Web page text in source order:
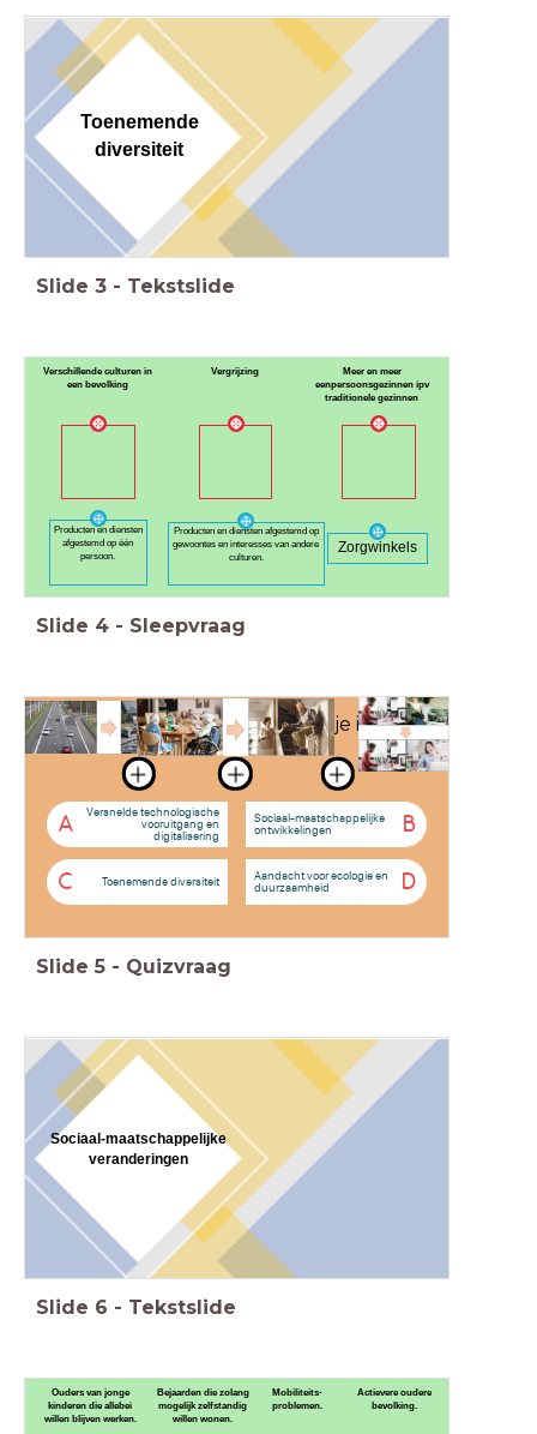
Toenemende
diversiteit
Slide 3 - Tekstslide
Verschillende culturen in
een bevolking
Vergrijzing
Meer en meer
eenpersoonsgezinnen ipv
traditionele gezinnen
Producten en diensten afgestemd op
gewoontes en interesses van andere
culturen.
Zorgwinkels
Producten en diensten
afgestemd op één
persoon.
Slide 4 - Sleepvraag
Welke macrotrend herken je in de
afbeeldingen?
A
Versnelde technologische
vooruitgang en
digitalisering
B
Sociaal-maatschappelijke
ontwikkelingen
C Toenemende diversiteit D
Aandacht voor ecologie en
duurzaamheid
Slide 5 - Quizvraag
Sociaal-maatschappelijke
veranderingen
Slide 6 - Tekstslide
Ouders van jonge
kinderen die allebei
willen blijven werken.
Bejaarden die zolang
mogelijk zelfstandig
willen wonen.
Actievere oudere
bevolking.
Mobiliteits-
problemen.